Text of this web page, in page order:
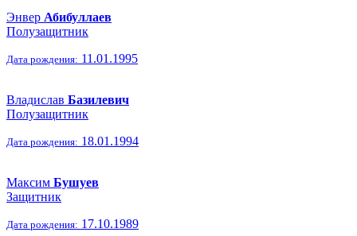
Энвер Абибуллаев
Полузащитник
Дата рождения: 11.01.1995
Владислав Базилевич
Полузащитник
Дата рождения: 18.01.1994
Максим Бушуев
Защитник
Дата рождения: 17.10.1989